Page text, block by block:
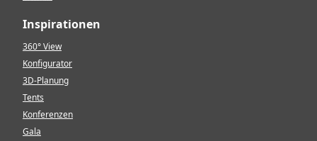
Inspirationen
360° View
Konfigurator
3D-Planung
Tents
Konferenzen
Gala